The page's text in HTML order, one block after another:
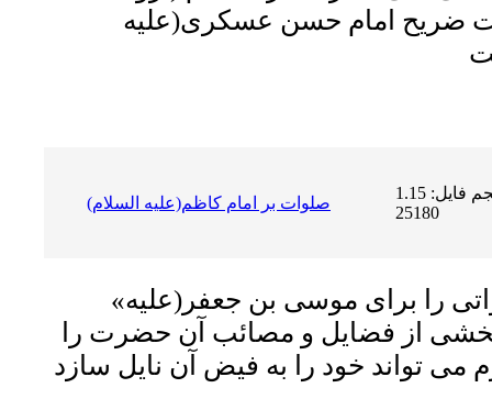
ضریح امام حسن عسکرى(علیه
صلوات بر امام كاظم(علیه السلام)
حجم فایل: 1.15 MB | دریافت ها:
25180
را براى موسى بن جعفر (علیه
از فضایل و مصائب آن حضرت را